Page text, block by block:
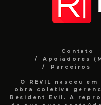
Contato
Apoiadores
Parceiros
O REVIL nasceu
obra coletiva
Resident Evil. A